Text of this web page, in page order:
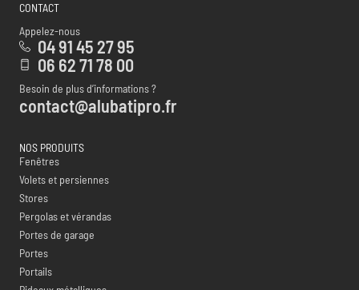
CONTACT
Appelez-nous
04 91 45 27 95
06 62 71 78 00
Besoin de plus d’informations ?
contact@alubatipro.fr
NOS PRODUITS
Fenêtres
Volets et persiennes
Stores
Pergolas et vérandas
Portes de garage
Portes
Portails